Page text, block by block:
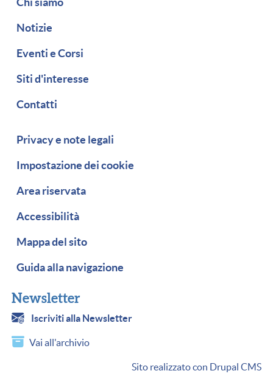
Chi siamo
Notizie
Eventi e Corsi
Siti d'interesse
Contatti
Piè di pagina
Privacy e note legali
Impostazione dei cookie
Area riservata
Accessibilità
Mappa del sito
Guida alla navigazione
Newsletter
Iscriviti alla Newsletter
Vai all'archivio
Sito realizzato con Drupal CMS